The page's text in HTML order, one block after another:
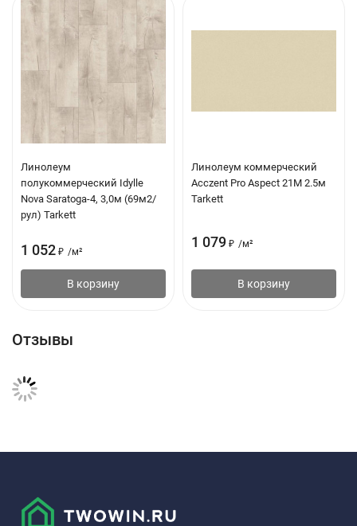
Линолеум
полукоммерческий Idylle
Nova Saratoga-4, 3,0м (69м2/
рул) Tarkett
1 052 ₽ /м²
В корзину
Линолеум коммерческий
Acczent Pro Aspect 21M 2.5м
Tarkett
1 079 ₽ /м²
В корзину
Отзывы